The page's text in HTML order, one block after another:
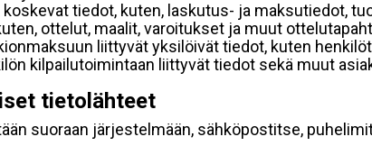
tiedot, kuten, laskutus- ja maksutiedot,
ottelut, maalit, varoitukset ja muut
liittyvät yksilöivät tiedot, kuten
kilpailutoimintaan liittyvät tiedot sekä muut
tietolähteet
suoraan järjestelmään, sähköpostitse,